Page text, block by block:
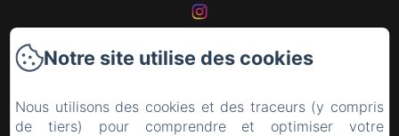
Les chambres
Notre site utilise des cookies
Nous utilisons des cookies et des traceurs (y compris
de tiers) pour comprendre et optimiser votre